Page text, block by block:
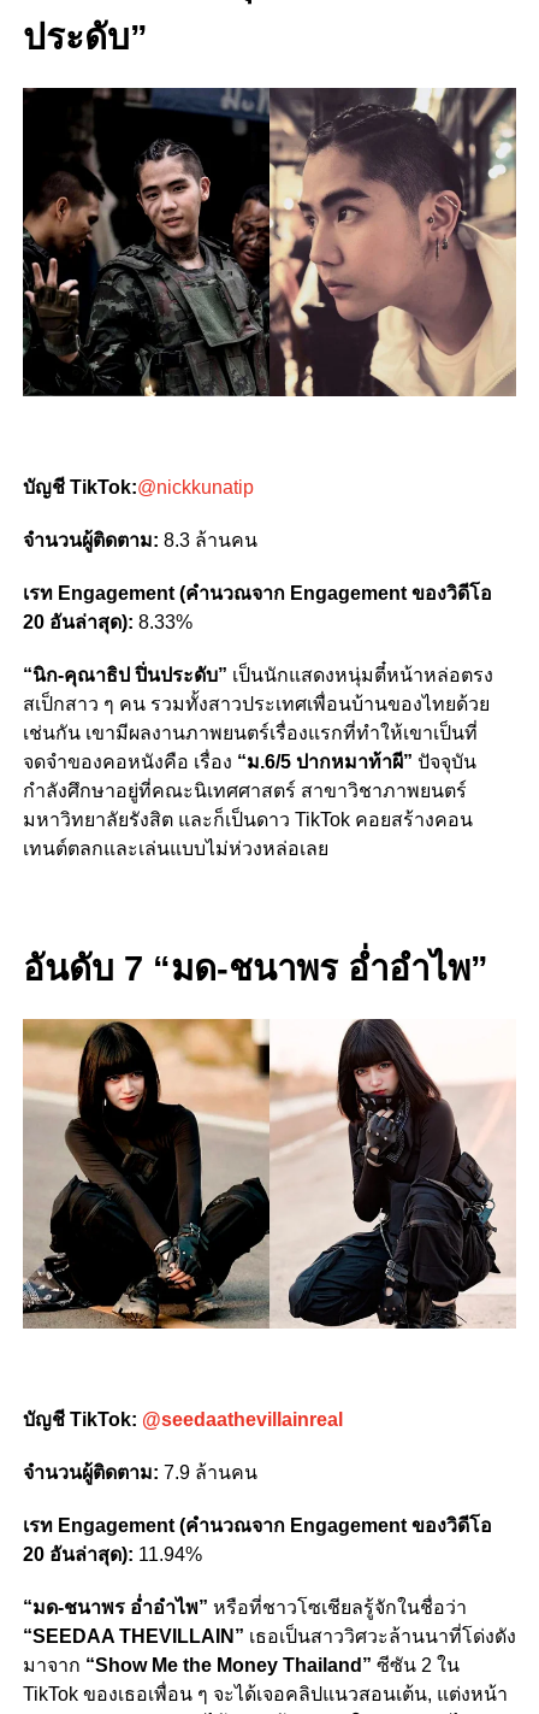
ประดับ”
บัญชี TikTok:@nickkunatip
จำนวนผู้ติดตาม: 8.3 ล้านคน
เรท Engagement (คำนวณจาก Engagement ของวิดีโอ
20 อันล่าสุด): 8.33%
“นิก-คุณาธิป ปิ่นประดับ” เป็นนักแสดงหนุ่มตี๋หน้าหล่อตรง
สเป็กสาว ๆ คน รวมทั้งสาวประเทศเพื่อนบ้านของไทยด้วย
เช่นกัน เขามีผลงานภาพยนตร์เรื่องแรกที่ทำให้เขาเป็นที่
จดจำของคอหนังคือ เรื่อง “ม.6/5 ปากหมาท้าผี” ปัจจุบัน
กำลังศึกษาอยู่ที่คณะนิเทศศาสตร์ สาขาวิชาภาพยนตร์
มหาวิทยาลัยรังสิต และก็เป็นดาว TikTok คอยสร้างคอน
เทนต์ตลกและเล่นแบบไม่ห่วงหล่อเลย
อันดับ 7 “มด-ชนาพร อ่ำอำไพ”
บัญชี TikTok: @seedaathevillainreal
จำนวนผู้ติดตาม: 7.9 ล้านคน
เรท Engagement (คำนวณจาก Engagement ของวิดีโอ
20 อันล่าสุด): 11.94%
“มด-ชนาพร อ่ำอำไพ” หรือที่ชาวโซเชียลรู้จักในชื่อว่า
“SEEDAA THEVILLAIN” เธอเป็นสาววิศวะล้านนาที่โด่งดัง
มาจาก “Show Me the Money Thailand” ซีซัน 2 ใน
TikTok ของเธอเพื่อน ๆ จะได้เจอคลิปแนวสอนเต้น, แต่งหน้า